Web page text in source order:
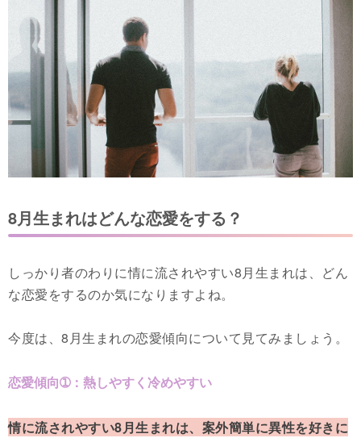
8月生まれはどんな恋愛をする？
しっかり者のわりに情に流されやすい8月生まれは、どん
な恋愛をするのか気になりますよね。
今度は、8月生まれの恋愛傾向について見てみましょう。
恋愛傾向➀：熱しやすく冷めやすい
情に流されやすい8月生まれは、案外簡単に異性を好きに